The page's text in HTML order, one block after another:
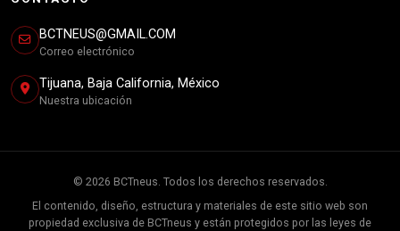
BCTNEUS@GMAIL.COM
Correo electrónico
Tijuana, Baja California, México
Nuestra ubicación
© 2026 BCTneus. Todos los derechos reservados.
El contenido, diseño, estructura y materiales de este sitio web son
propiedad exclusiva de BCTneus y están protegidos por las leyes de